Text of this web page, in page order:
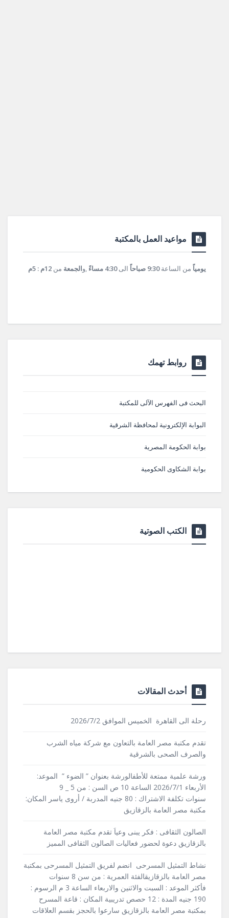
مواعيد العمل بالمكتبة
يومياً من الساعة9:30 صباحاً الى4:30 مساءً ,والجمعة من 12م : 5م
روابط تهمك
البحث فى الفهرس الآلى للمكتبة
البوابة الإلكترونية لمحافظة الشرقية
بوابة الحكومة المصرية
بوابة الشكاوى الحكومية
الكتب الصوتية
أحدث المقالات
رحلة الى القاهرة الخميس الموافق 2026/7/2
تقدم مكتبة مصر العامة بالتعاون مع شركة مياه الشرب
والصرف الصحى بالشرقية
ورشة علمية ممتعة للأطفالورشة بعنوان ” الضوء ” الموعد:
الأربعاء 2026/7/1 الساعة 10 ص السن : من 5 _ 9
سنوات تكلفة الاشتراك : 80 جنيه المدربة / أروى ياسر المكان:
مكتبة مصر العامة بالزقازيق
الصالون الثقافى : فكر يبنى وعياَ تقدم مكتبة مصر العامة
بالزقازيق دعوة لحضور فعاليات الصالون الثقافى المميز
نشاط التمثيل المسرحى انضم لفريق التمثيل المسرحى بمكتبة
مصر العامة بالزقازيقالفئة العمرية : من سن 8 سنوات
فأكثر الموعد : السبت والاثنين والاربعاء الساعة 3 م الرسوم :
190 جنيه المدة : 12 حصص تدريبية المكان : قاعة المسرح
بمكتبة مصر العامة بالزقازيق سارعوا بالحجز بقسم العلاقات